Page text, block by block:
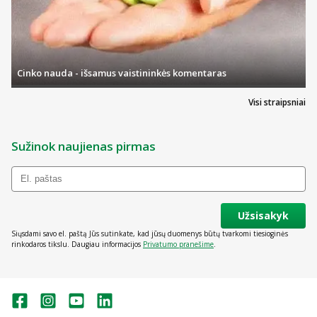
Riebalai (35 En),iš kurių
sočiųjų riebalų rūgščių
g
g
9,4
Angliavandeniai(41%En) iš kurių
g
24,4
13,3
Baltymai(24%En) g 14,4
0,10
Vitaminai
Vitaminas C
Visi straipsniai
Cinko nauda - išsamus vaistininkės komentaras
Sužinok naujienas pirmas
Užsisakyk
Siųsdami savo el. paštą Jūs sutinkate, kad jūsų duomenys būtų tvarkomi tiesioginės
rinkodaros tikslu. Daugiau informacijos Privatumo pranešime.